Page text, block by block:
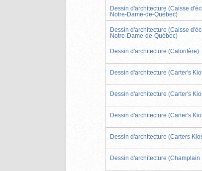
Dessin d'architecture (Caisse
Notre-Dame-de-Québec)
Dessin d'architecture (Caisse
Notre-Dame-de-Québec)
Dessin d'architecture (Calorifère)
Dessin d'architecture (Carter's
Dessin d'architecture (Carter's
Dessin d'architecture (Carter's
Dessin d'architecture (Carters
Dessin d'architecture (Champlain